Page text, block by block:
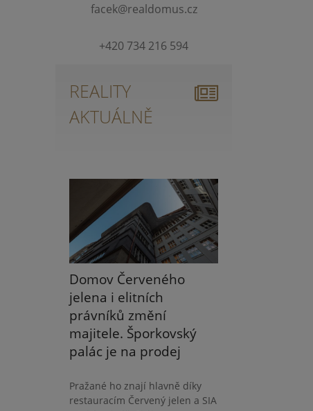
facek@realdomus.cz
+420 734 216 594
REALITY
AKTUÁLNĚ
Domov Červeného
jelena i elitních
právníků změní
majitele. Šporkovský
palác je na prodej
Pražané ho znají hlavně díky
restauracím Červený jelen a SIA